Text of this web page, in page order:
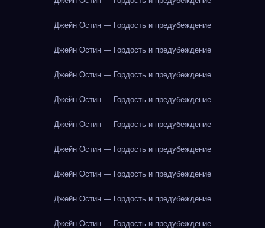
Джейн Остин — Гордость и предубеждение
Джейн Остин — Гордость и предубеждение
Джейн Остин — Гордость и предубеждение
Джейн Остин — Гордость и предубеждение
Джейн Остин — Гордость и предубеждение
Джейн Остин — Гордость и предубеждение
Джейн Остин — Гордость и предубеждение
Джейн Остин — Гордость и предубеждение
Джейн Остин — Гордость и предубеждение